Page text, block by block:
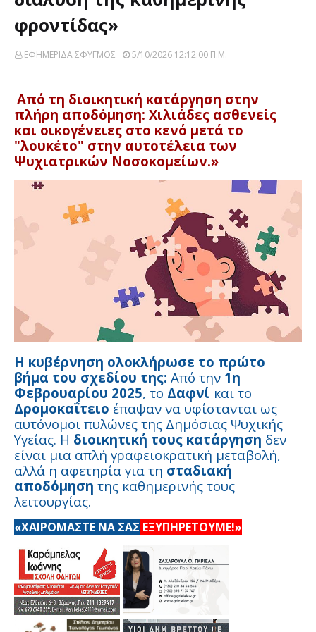
φροντίδας»
ΕΦΗΜΕΡΙΔΑ ΣΦΥΓΜΟΣ 5/10/2026 12:12:00 Π.μ.
Από τη διοικητική κατάργηση στην
πλήρη αποδόμηση: Χιλιάδες ασθενείς
και οικογένειες στο κενό μετά το
"λουκέτο" στην αυτοτέλεια των
Ψυχιατρικών Νοσοκομείων.»
Η κυβέρνηση ολοκλήρωσε το πρώτο
βήμα του σχεδίου της: Από την 1η
Φεβρουαρίου 2025, το Δαφνί και το
Δρομοκαΐτειο έπαψαν να υφίστανται ως
αυτόνομοι πυλώνες της Δημόσιας Ψυχικής
Υγείας. Η διοικητική τους κατάργηση δεν
είναι μια απλή γραφειοκρατική μεταβολή,
αλλά η αφετηρία για τη σταδιακή
αποδόμηση της καθημερινής τους
λειτουργίας.
«ΧΑΙΡΟΜΑΣΤΕ ΝΑ ΣΑΣ ΕΞΥΠΗΡΕΤΟΥΜΕ!»